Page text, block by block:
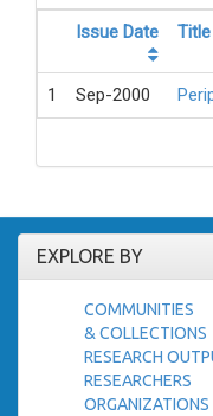
Issue Date Title
1 Sep-2000
EXPLORE BY
COMMUNITIES
& COLLECTIONS
RESEARCH
RESEARCHERS
ORGANIZATIONS